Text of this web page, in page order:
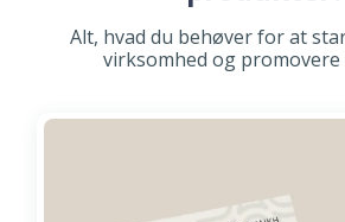
Alt, hvad du behøver for at
virksomhed og promovere